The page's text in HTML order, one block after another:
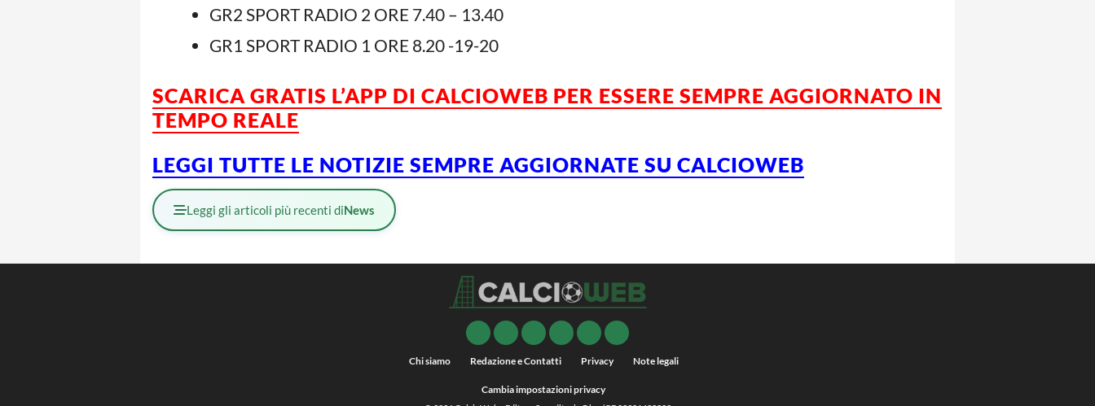
GR2 SPORT RADIO 2 ORE 7.40 – 13.40
GR1 SPORT RADIO 1 ORE 8.20 -19-20
SCARICA GRATIS L’APP DI CALCIOWEB PER ESSERE SEMPRE AGGIORNATO IN
TEMPO REALE
LEGGI TUTTE LE NOTIZIE SEMPRE AGGIORNATE SU CALCIOWEB
Leggi gli articoli più recenti diNews
Chi siamo Redazione e Contatti Privacy Note legali
Cambia impostazioni privacy